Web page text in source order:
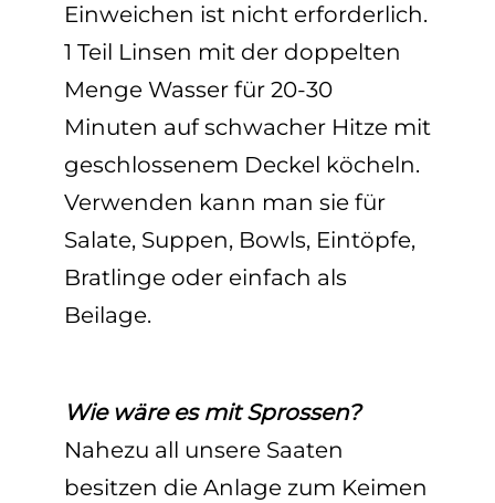
Einweichen ist nicht erforderlich.
1 Teil Linsen mit der doppelten
Menge Wasser für 20-30
Minuten auf schwacher Hitze mit
geschlossenem Deckel köcheln.
Verwenden kann man sie für
Salate, Suppen, Bowls, Eintöpfe,
Bratlinge oder einfach als
Beilage.
Wie wäre es mit Sprossen?
Nahezu all unsere Saaten
besitzen die Anlage zum Keimen